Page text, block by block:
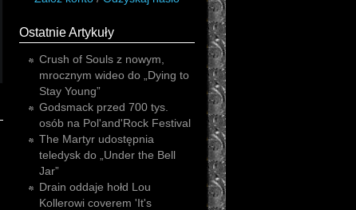
Ostatnie Artykuły
Crush of Souls z nowym,
mrocznym wideo do „Dying to
Stay Young”
Godsmack przed 700 tys.
osób na Pol'and'Rock Festival
The Martyr udostępnia
teledysk do „Under the Bell
Jar”
Drain oddaje hołd Lou
Kollerowi coverem 'It's